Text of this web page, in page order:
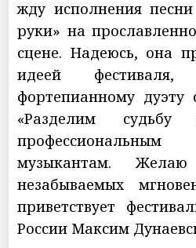
жду исполнения
руки» на
сцене. Надеюсь, она
идеей
фортепианному дуэту
«Разделим судьбу
музыкантам.
незабываемых
приветствует
России Максим